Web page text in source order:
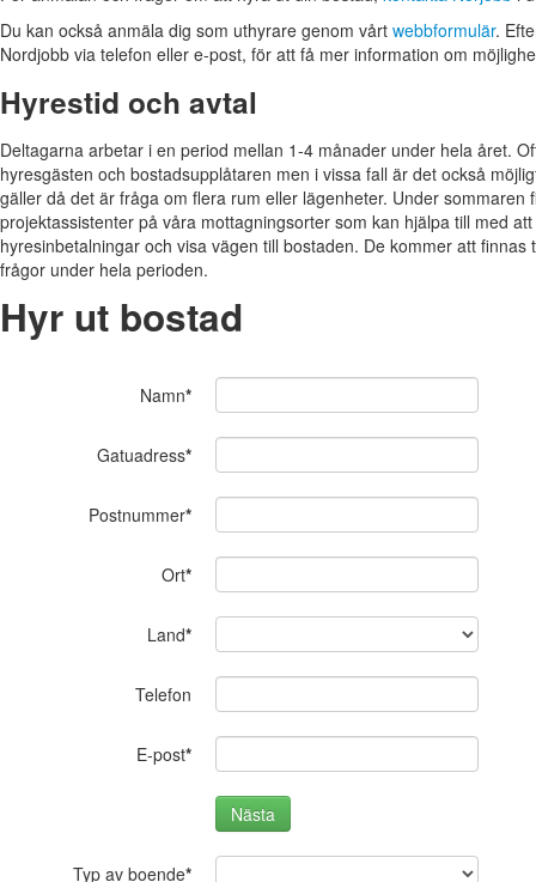
Du kan också anmäla dig som uthyrare genom vårt webbformulär.
Nordjobb via telefon eller e-post, för att få mer information om
Hyrestid och avtal
Deltagarna arbetar i en period mellan 1-4 månader under hela året.
hyresgästen och bostadsupplåtaren men i vissa fall är det också
gäller då det är fråga om flera rum eller lägenheter. Under sommaren
projektassistenter på våra mottagningsorter som kan hjälpa till med
hyresinbetalningar och visa vägen till bostaden. De kommer att
frågor under hela perioden.
Hyr ut bostad
Namn*
Gatuadress*
Postnummer*
Ort*
Land*
Telefon
E-post*
Nästa
Typ av boende*